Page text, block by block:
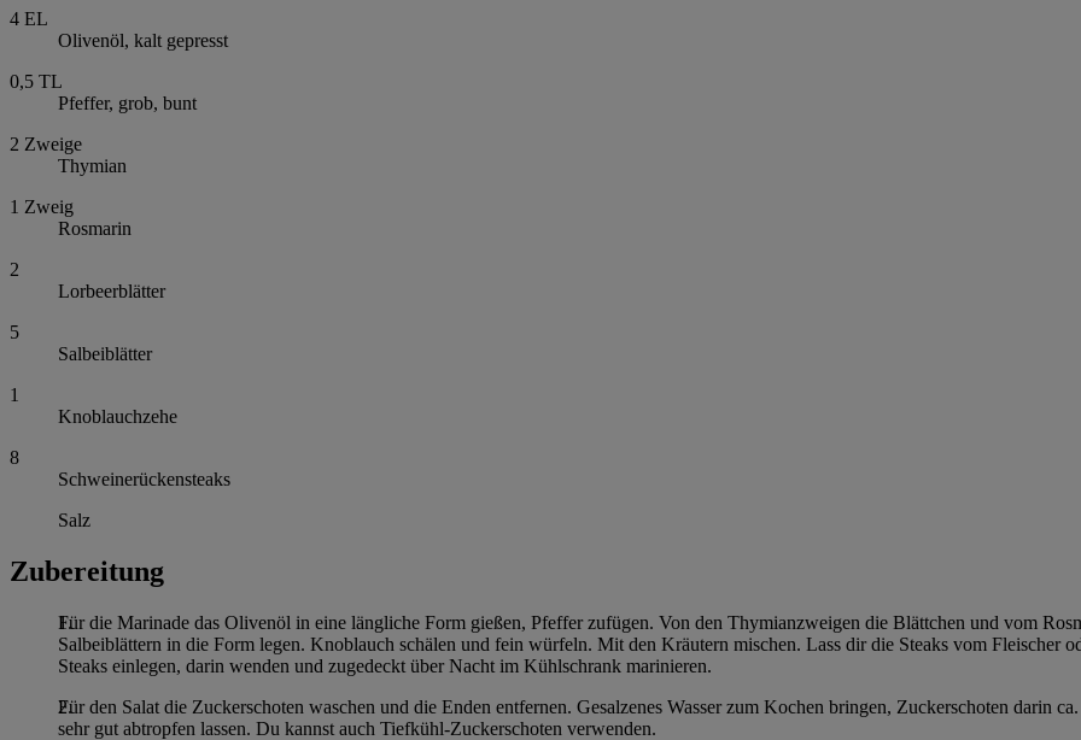
4 EL
Olivenöl, kalt gepresst
0,5 TL
Pfeffer, grob, bunt
2 Zweige
Thymian
1 Zweig
Rosmarin
2
Lorbeerblätter
5
Salbeiblätter
1
Knoblauchzehe
8
Schweinerückensteaks
Salz
Zubereitung
Für die Marinade das Olivenöl in eine längliche Form gießen, Pfeffer zufügen. Von den Thymianzweigen die Blättchen und vom
Salbeiblättern in die Form legen. Knoblauch schälen und fein würfeln. Mit den Kräutern mischen. Lass dir die Steaks vom Fleischer
Steaks einlegen, darin wenden und zugedeckt über Nacht im Kühlschrank marinieren.
Für den Salat die Zuckerschoten waschen und die Enden entfernen. Gesalzenes Wasser zum Kochen bringen, Zuckerschoten darin
sehr gut abtropfen lassen. Du kannst auch Tiefkühl-Zuckerschoten verwenden.